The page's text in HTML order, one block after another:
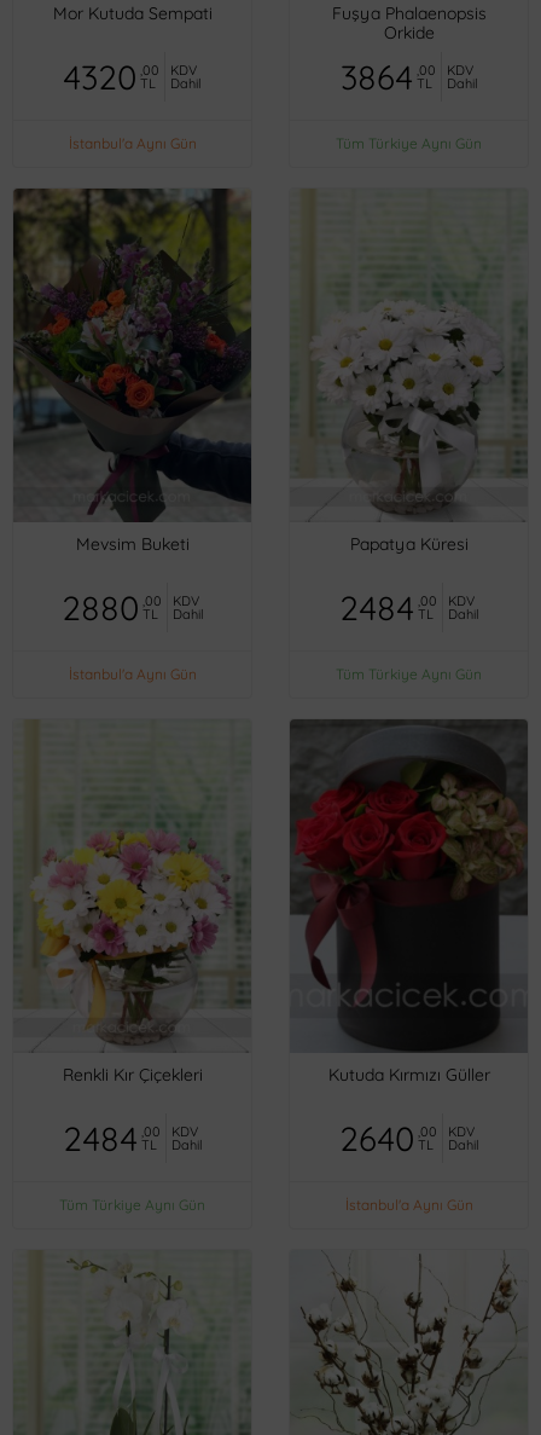
Mor Kutuda Sempati
4320 ,00
TL
KDV
Dahil
İstanbul'a Aynı Gün
Fuşya Phalaenopsis
Orkide
3864 ,00
TL
KDV
Dahil
Tüm Türkiye Aynı Gün
Mevsim Buketi
2880 ,00
TL
KDV
Dahil
İstanbul'a Aynı Gün
Papatya Küresi
2484 ,00
TL
KDV
Dahil
Tüm Türkiye Aynı Gün
Renkli Kır Çiçekleri
2484 ,00
TL
KDV
Dahil
Tüm Türkiye Aynı Gün
Kutuda Kırmızı Güller
2640 ,00
TL
KDV
Dahil
İstanbul'a Aynı Gün